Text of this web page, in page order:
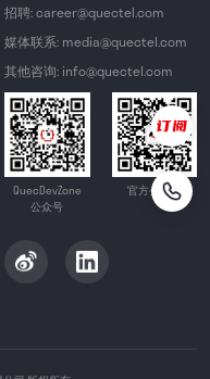
招聘: career@quectel.com
媒体联系: media@quectel.com
其他咨询: info@quectel.com
QuecDevZone
公众号
官方公众号